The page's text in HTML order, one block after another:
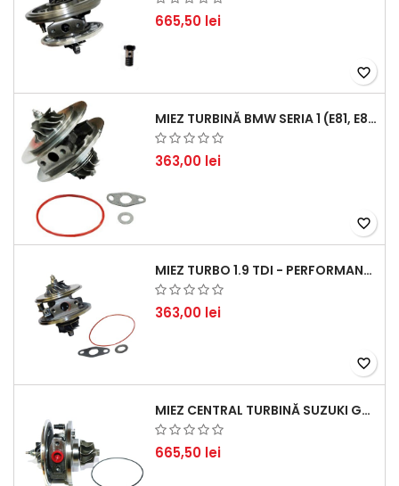
665,50 lei
favorite_border
MIEZ TURBINĂ BMW SERIA 1 (E81, E87) 120 D - CREȘTEȚI PERFORMANȚA ȘI RĂSPUNSUL MOTORULUI
363,00 lei
favorite_border
MIEZ TURBO 1.9 TDI - PERFORMANȚĂ FIABILĂ PENTRU AUDI, SEAT, SKODA ȘI VW
363,00 lei
favorite_border
MIEZ CENTRAL TURBINĂ SUZUKI GRAND ESCUDO II 1.9 DDIS TRACȚIUNE INTEGRALĂ - MOTORIZARE 1.9L, 95 KW (129 CP)
665,50 lei